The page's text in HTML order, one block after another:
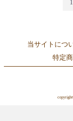
1
当サイトにつ
特定